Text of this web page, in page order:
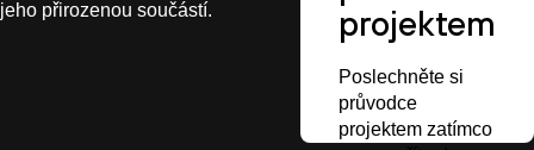
jeho přirozenou součástí.
projektem
Poslechněte si
průvodce
projektem zatímco